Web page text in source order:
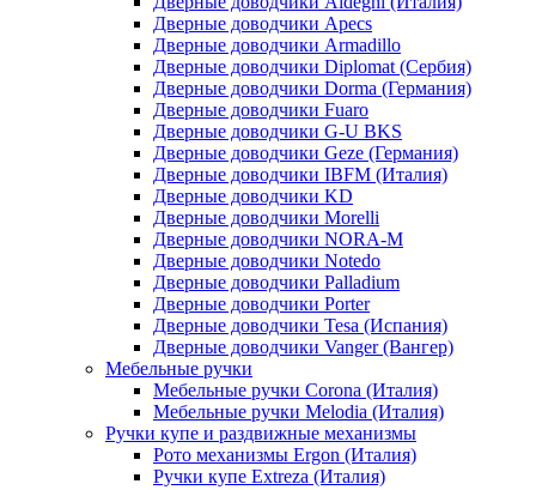
Дверные доводчики Apecs
Дверные доводчики Armadillo
Дверные доводчики Diplomat (Сербия)
Дверные доводчики Dorma (Германия)
Дверные доводчики Fuaro
Дверные доводчики G-U BKS
Дверные доводчики Geze (Германия)
Дверные доводчики IBFM (Италия)
Дверные доводчики KD
Дверные доводчики Morelli
Дверные доводчики NORA-M
Дверные доводчики Notedo
Дверные доводчики Palladium
Дверные доводчики Porter
Дверные доводчики Tesa (Испания)
Дверные доводчики Vanger (Вангер)
Мебельные ручки
Мебельные ручки Corona (Италия)
Мебельные ручки Melodia (Италия)
Ручки купе и раздвижные механизмы
Рото механизмы Ergon (Италия)
Ручки купе Extreza (Италия)